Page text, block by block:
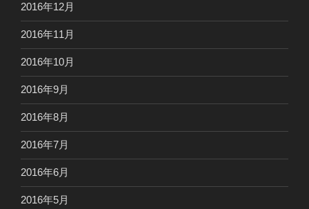
2016年12月
2016年11月
2016年10月
2016年9月
2016年8月
2016年7月
2016年6月
2016年5月